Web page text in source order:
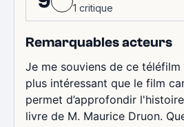
1 critique
Remarquables acteurs
Je me souviens de ce
plus intéressant que le film
permet d’approfondir
livre de M. Maurice Druon.